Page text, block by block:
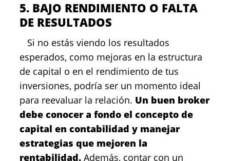
5. BAJO RENDIMIENTO O FALTA
DE RESULTADOS
Si no estás viendo los resultados
esperados, como mejoras en la estructura
de capital o en el rendimiento de tus
inversiones, podría ser un momento ideal
para reevaluar la relación. Un buen broker
debe conocer a fondo el concepto de
capital en contabilidad y manejar
estrategias que mejoren la
rentabilidad. Además, contar con un